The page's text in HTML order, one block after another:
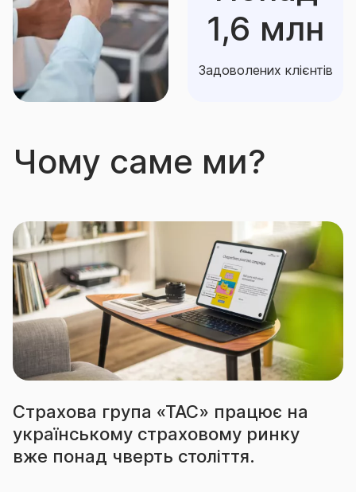
1,6 млн
Задоволених клієнтів
Чому саме ми?
Страхова група «ТАС» працює на
українському страховому ринку
вже понад чверть століття.